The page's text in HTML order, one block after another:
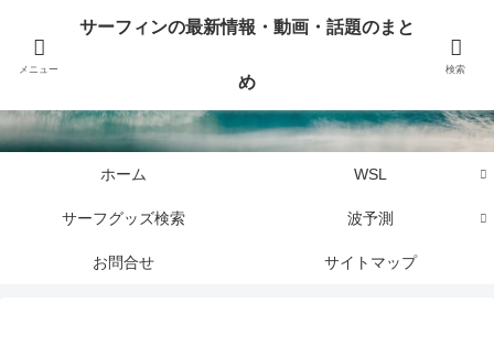
サーフィンに関するニュース・話題や最新情報を写真、画像、動画でまとめて
ホーム WSL
サーフグッズ検索 波予測
お問合せ サイトマップ
メニュー
サーフィンの最新情報・動画・話題のまと
め
検索